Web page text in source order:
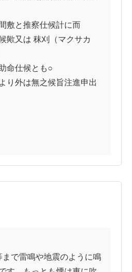
敷と推察仕候計に而
歟又は 秣刈（マクサカ
命仕候とも○
り外は無之候旨注進申出